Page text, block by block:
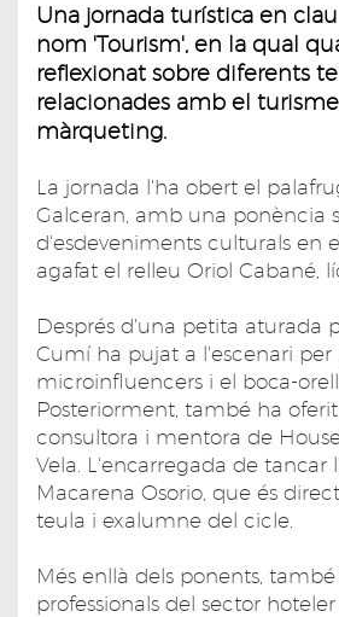
Una jornada turística en
nom 'Tourism', en la qual
reflexionat sobre diferents
relacionades amb el
màrqueting.
La jornada l'ha obert el
Galceran, amb una ponència
d'esdeveniments culturals en
agafat el relleu Oriol Cabané,
Després d'una petita aturada
Cumí ha pujat a l'escenari per
microinfluencers i el boca-
Posteriorment, també ha
consultora i mentora de
Vela. L'encarregada de tancar
Macarena Osorio, que és
teula i exalumne del cicle.
Més enllà dels ponents,
professionals del sector